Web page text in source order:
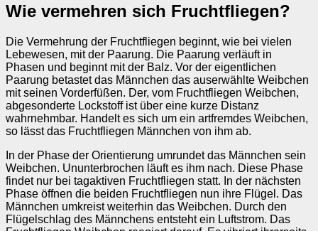
Wie vermehren sich Fruchtfliegen?
Die Vermehrung der Fruchtfliegen beginnt, wie bei vielen
Lebewesen, mit der Paarung. Die Paarung verläuft in
Phasen und beginnt mit der Balz. Vor der eigentlichen
Paarung betastet das Männchen das auserwählte Weibchen
mit seinen Vorderfüßen. Der, vom Fruchtfliegen Weibchen,
abgesonderte Lockstoff ist über eine kurze Distanz
wahrnehmbar. Handelt es sich um ein artfremdes Weibchen,
so lässt das Fruchtfliegen Männchen von ihm ab.
In der Phase der Orientierung umrundet das Männchen sein
Weibchen. Ununterbrochen läuft es ihm nach. Diese Phase
findet nur bei tagaktiven Fruchtfliegen statt. In der nächsten
Phase öffnen die beiden Fruchtfliegen nun ihre Flügel. Das
Männchen umkreist weiterhin das Weibchen. Durch den
Flügelschlag des Männchens entsteht ein Luftstrom. Das